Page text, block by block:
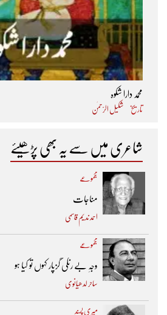
محمد دارا شکوہ
تاریخ شکیل الرّحمٰن
شاعری میں سے یہ بھی پڑھیئے
مجموعے
مناجات
احمد ندیم قاسمی
مجموعے
وجہِ بے رنگی گزپار کہوں تو کیا ہو
ساحر لدھیانوی
میری پسند